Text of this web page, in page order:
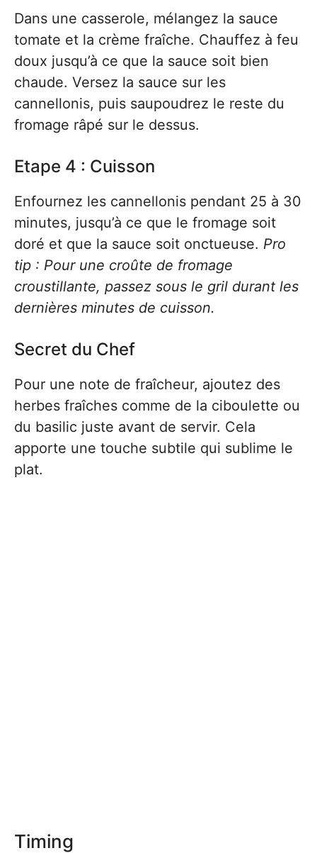
Dans une casserole, mélangez la sauce
tomate et la crème fraîche. Chauffez à feu
doux jusqu’à ce que la sauce soit bien
chaude. Versez la sauce sur les
cannellonis, puis saupoudrez le reste du
fromage râpé sur le dessus.
Etape 4 : Cuisson
Enfournez les cannellonis pendant 25 à 30
minutes, jusqu’à ce que le fromage soit
doré et que la sauce soit onctueuse. Pro
tip : Pour une croûte de fromage
croustillante, passez sous le gril durant les
dernières minutes de cuisson.
Secret du Chef
Pour une note de fraîcheur, ajoutez des
herbes fraîches comme de la ciboulette ou
du basilic juste avant de servir. Cela
apporte une touche subtile qui sublime le
plat.
Timing